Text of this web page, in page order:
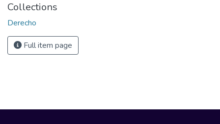
Collections
Derecho
Full item page